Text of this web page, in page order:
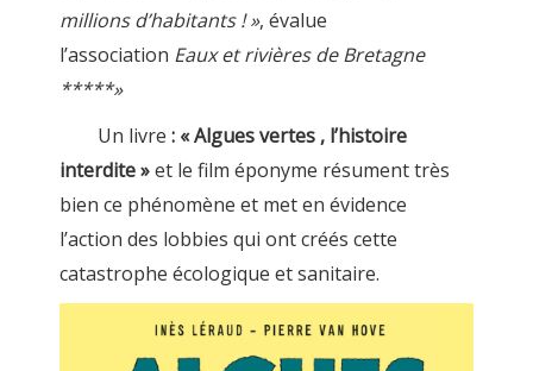
millions d’habitants ! », évalue
l’association Eaux et rivières de Bretagne
*****»
Un livre : « Algues vertes , l’histoire
interdite »et le film éponyme résument très
bien ce phénomène et met en évidence
l’action des lobbies qui ont créés cette
catastrophe écologique et sanitaire.